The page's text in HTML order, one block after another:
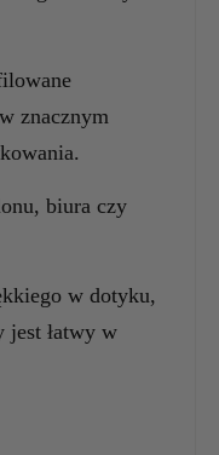
znacznym
biura czy
w dotyku,
jest łatwy w